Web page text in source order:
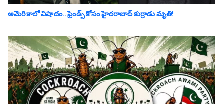
అమెరికాలో విషాదం.. ఫ్రెండ్స్ కోసం హైద‌రాబాద్ కుర్రాడు మృతి!